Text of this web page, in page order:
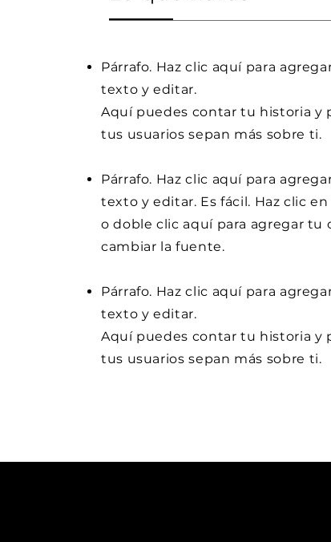
Párrafo. Haz clic aquí para
texto y editar.
Aquí puedes contar tu historia y
tus usuarios sepan más sobre ti.
Párrafo. Haz clic aquí para
texto y editar. Es fácil. Haz clic
o doble clic aquí para agregar tu
cambiar la fuente.
Párrafo. Haz clic aquí para
texto y editar.
Aquí puedes contar tu historia y
tus usuarios sepan más sobre ti.